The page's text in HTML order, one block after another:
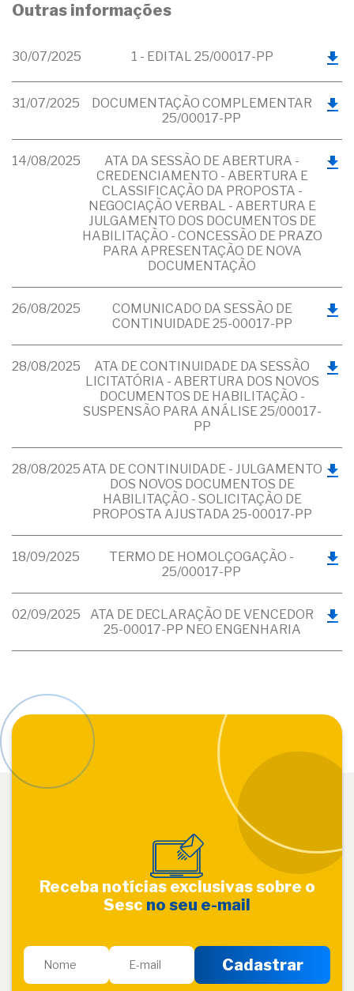
Outras informações
30/07/2025 1 - EDITAL 25/00017-PP
31/07/2025
DOCUMENTAÇÃO COMPLEMENTAR
25/00017-PP
14/08/2025
ATA DA SESSÃO DE ABERTURA -
CREDENCIAMENTO - ABERTURA E
CLASSIFICAÇÃO DA PROPOSTA -
NEGOCIAÇÃO VERBAL - ABERTURA E
JULGAMENTO DOS DOCUMENTOS DE
HABILITAÇÃO - CONCESSÃO DE PRAZO
PARA APRESENTAÇÃO DE NOVA
DOCUMENTAÇÃO
26/08/2025
COMUNICADO DA SESSÃO DE
CONTINUIDADE 25-00017-PP
28/08/2025
ATA DE CONTINUIDADE DA SESSÃO
LICITATÓRIA - ABERTURA DOS NOVOS
DOCUMENTOS DE HABILITAÇÃO -
SUSPENSÃO PARA ANÁLISE 25/00017-
PP
28/08/2025 ATA DE CONTINUIDADE - JULGAMENTO
DOS NOVOS DOCUMENTOS DE
HABILITAÇÃO - SOLICITAÇÃO DE
PROPOSTA AJUSTADA 25-00017-PP
18/09/2025
TERMO DE HOMOLÇOGAÇÃO -
25/00017-PP
02/09/2025
ATA DE DECLARAÇÃO DE VENCEDOR
25-00017-PP NEO ENGENHARIA
Receba notícias exclusivas sobre o
Sesc no seu e-mail